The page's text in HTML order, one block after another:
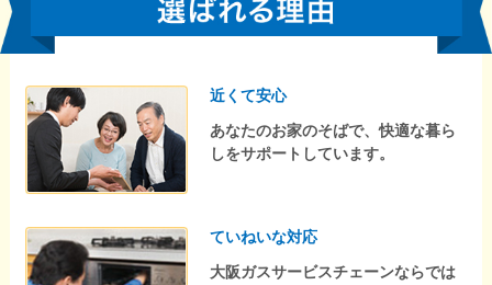
近くて安心
あなたのお家のそばで、快適な暮ら
しをサポートしています。
ていねいな対応
大阪ガスサービスチェーンならでは